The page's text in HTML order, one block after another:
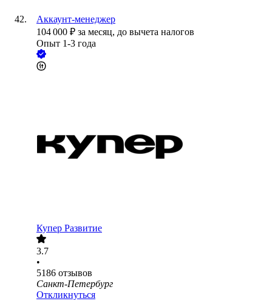
Аккаунт-менеджер
104 000 ₽ за месяц, до вычета налогов
Опыт 1-3 года
Купер Развитие
3.7
•
5186 отзывов
Санкт-Петербург
Откликнуться